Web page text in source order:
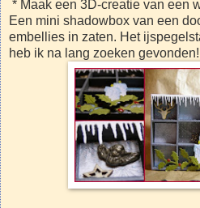
* Maak een 3D-creatie van een
Een mini shadowbox van een
embellies in zaten. Het
heb ik na lang zoeken gevonden!